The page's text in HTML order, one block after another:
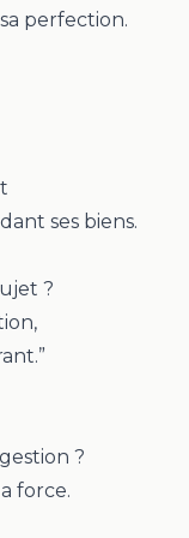
perfection.
ses biens.
?
?
force.